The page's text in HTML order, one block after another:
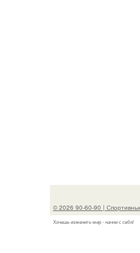
© 2026 90-60-90 |
Хочешь изменить мир - начни с себя!